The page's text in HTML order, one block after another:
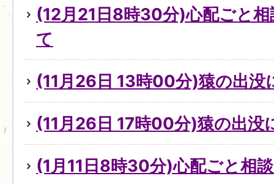
(12月21日8時30分)心配ごと
て
(11月26日 13時00分)猿の出没
(11月26日 17時00分)猿の出没
(1月11日8時30分)心配ごと相